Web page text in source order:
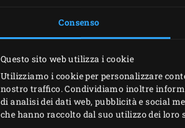
Consenso
Questo sito web utilizza i cookie
Utilizziamo i cookie per personalizzare
nostro traffico. Condividiamo inoltre
di analisi dei dati web, pubblicità e social
che hanno raccolto dal suo utilizzo dei loro